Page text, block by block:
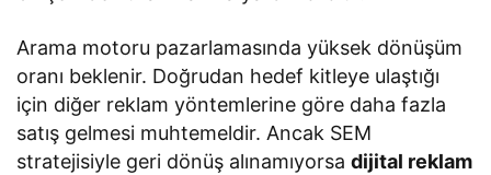
Arama motoru pazarlamasında yüksek dönüşüm
oranı beklenir. Doğrudan hedef kitleye ulaştığı
için diğer reklam yöntemlerine göre daha fazla
satış gelmesi muhtemeldir. Ancak SEM
stratejisiyle geri dönüş alınamıyorsadijital reklam